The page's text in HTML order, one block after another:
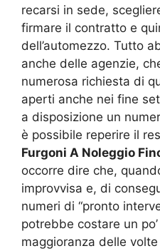
recarsi in sede,
firmare il contratto e
dell’automezzo. Tutto
anche delle agenzie,
numerosa richiesta di
aperti anche nei fine
a disposizione un
è possibile reperire il
Furgoni A Noleggio
occorre dire che,
improvvisa e, di
numeri di “pronto
potrebbe costare un
maggioranza delle